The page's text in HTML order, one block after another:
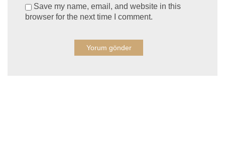
Save my name, email, and website in this
browser for the next time I comment.